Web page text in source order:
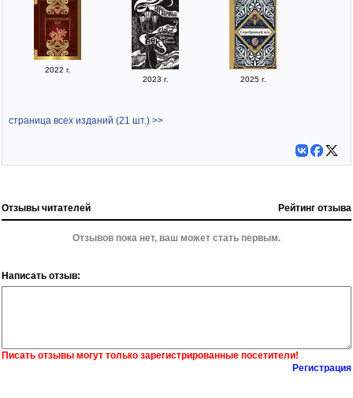
2022 г.
2023 г.
2025 г.
страница всех изданий (21 шт.) >>
Отзывы читателей Рейтинг отзыва
Отзывов пока нет, ваш может стать первым.
Написать отзыв:
Писать отзывы могут только зарегистрированные посетители!
Регистрация